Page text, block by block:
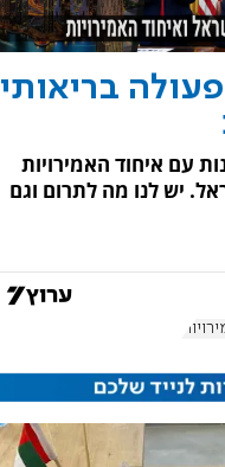
בריאותי
עם איחוד האמירויות
יש לנו מה לתרום וגם